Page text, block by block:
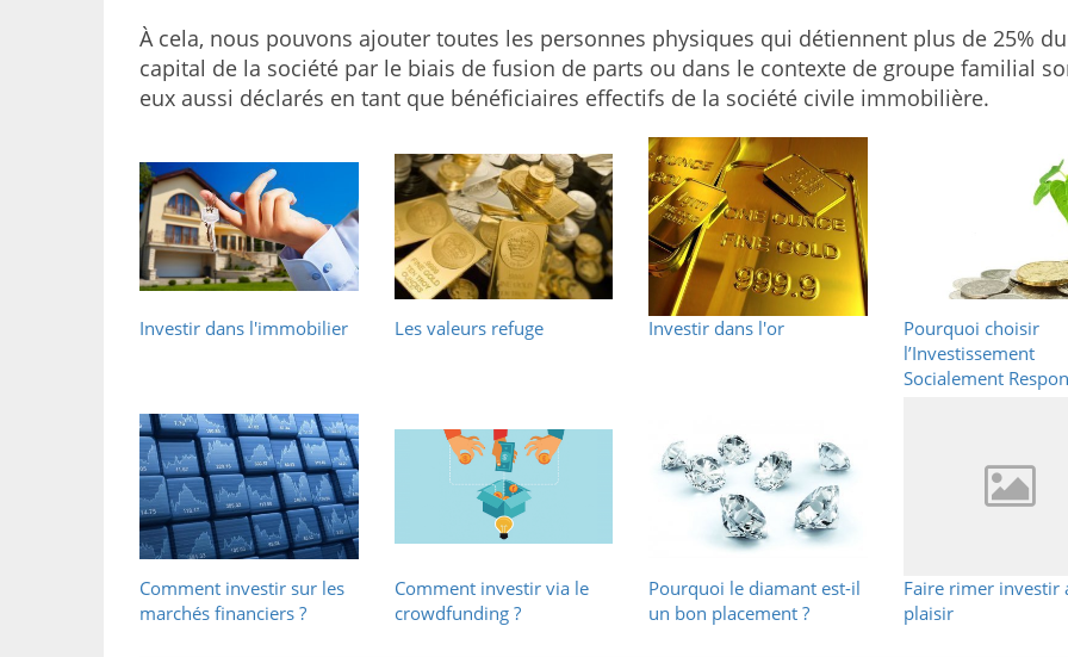
À cela, nous pouvons ajouter toutes les personnes physiques qui détiennent plus de 25% du
capital de la société par le biais de fusion de parts ou dans le contexte de groupe familial
eux aussi déclarés en tant que bénéficiaires effectifs de la société civile immobilière.
Investir dans l'immobilier Les valeurs refuge Investir dans l'or
Pourquoi choisir
l’Investissement
Socialement
Comment investir sur les
marchés financiers ?
Comment investir via le
crowdfunding ?
Pourquoi le diamant est-il
un bon placement ?
Faire rimer investir
plaisir